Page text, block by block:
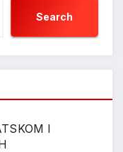
Search
I